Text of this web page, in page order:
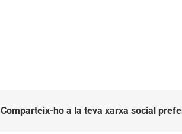
Comparteix-ho a la teva xarxa social